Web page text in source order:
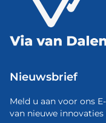
Nieuwsbrief
Meld u aan voor ons
van nieuwe